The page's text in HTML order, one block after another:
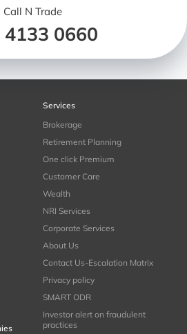
Call N Trade
4133 0660
Services
Brokerage
Retirement Planning
One click Premium
Customer Care
Wealth
NRI Services
Corporate Services
About Us
Contact Us-Escalation Matrix
Privacy policy
SMART ODR
Investor alert on fraudulent
practices